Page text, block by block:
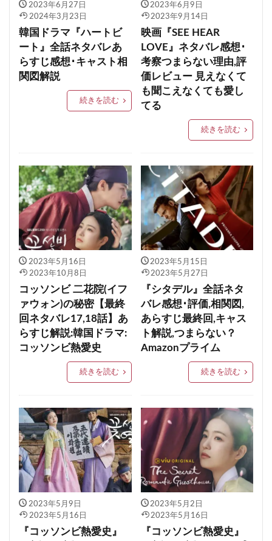
2023年6月27日
2024年3月23日
韓国ドラマ『ハートビ
ート』全話ネタバレあ
らすじ感想･キャスト相
関図解説
続きを読む
2023年6月9日
2023年9月14日
映画『SEE HEAR
LOVE』ネタバレ感想･
考察つまらない理由,評
価レビュー 見えなくて
も聞こえなくても愛し
てる
続きを読む
2023年5月16日
2023年10月8日
コッソンビ 二花院(イフ
ァウォン)の秘密【最終
回ネタバレ17,18話】あ
らすじ解説:韓国ドラマ:
コッソンビ熱愛史
続きを読む
2023年5月15日
2023年5月27日
『シタデル』全話ネタ
バレ感想･評価,相関図,
あらすじ最終回,キャス
ト解説,つまらない？
Amazonプライム
続きを読む
2023年5月9日
2023年5月16日
『コッソンビ熱愛史』
2023年5月2日
2023年5月16日
『コッソンビ熱愛史』